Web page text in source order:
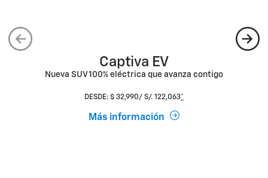
Captiva EV
Nueva SUV 100% eléctrica que avanza contigo
DESDE: $ 32,990/ S/. 122,063*
Más información